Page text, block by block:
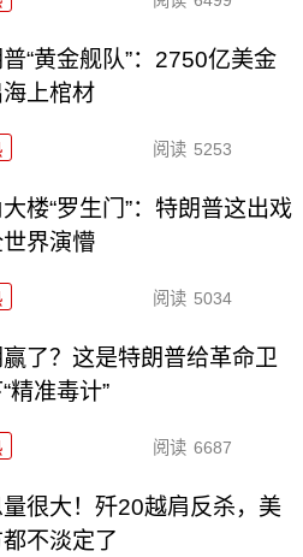
“黄金舰队”：2750亿美金
上棺材
阅读 5253
楼“罗生门”：特朗普这出戏
界演懵
阅读 5034
了？这是特朗普给革命卫
精准毒计”
阅读 6687
很大！歼20越肩反杀，美
不淡定了